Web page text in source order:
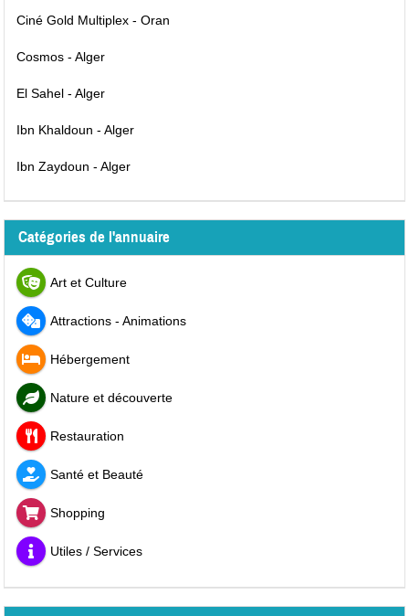
Ciné Gold Multiplex - Oran
Cosmos - Alger
El Sahel - Alger
Ibn Khaldoun - Alger
Ibn Zaydoun - Alger
Catégories de l'annuaire
Art et Culture
Attractions - Animations
Hébergement
Nature et découverte
Restauration
Santé et Beauté
Shopping
Utiles / Services